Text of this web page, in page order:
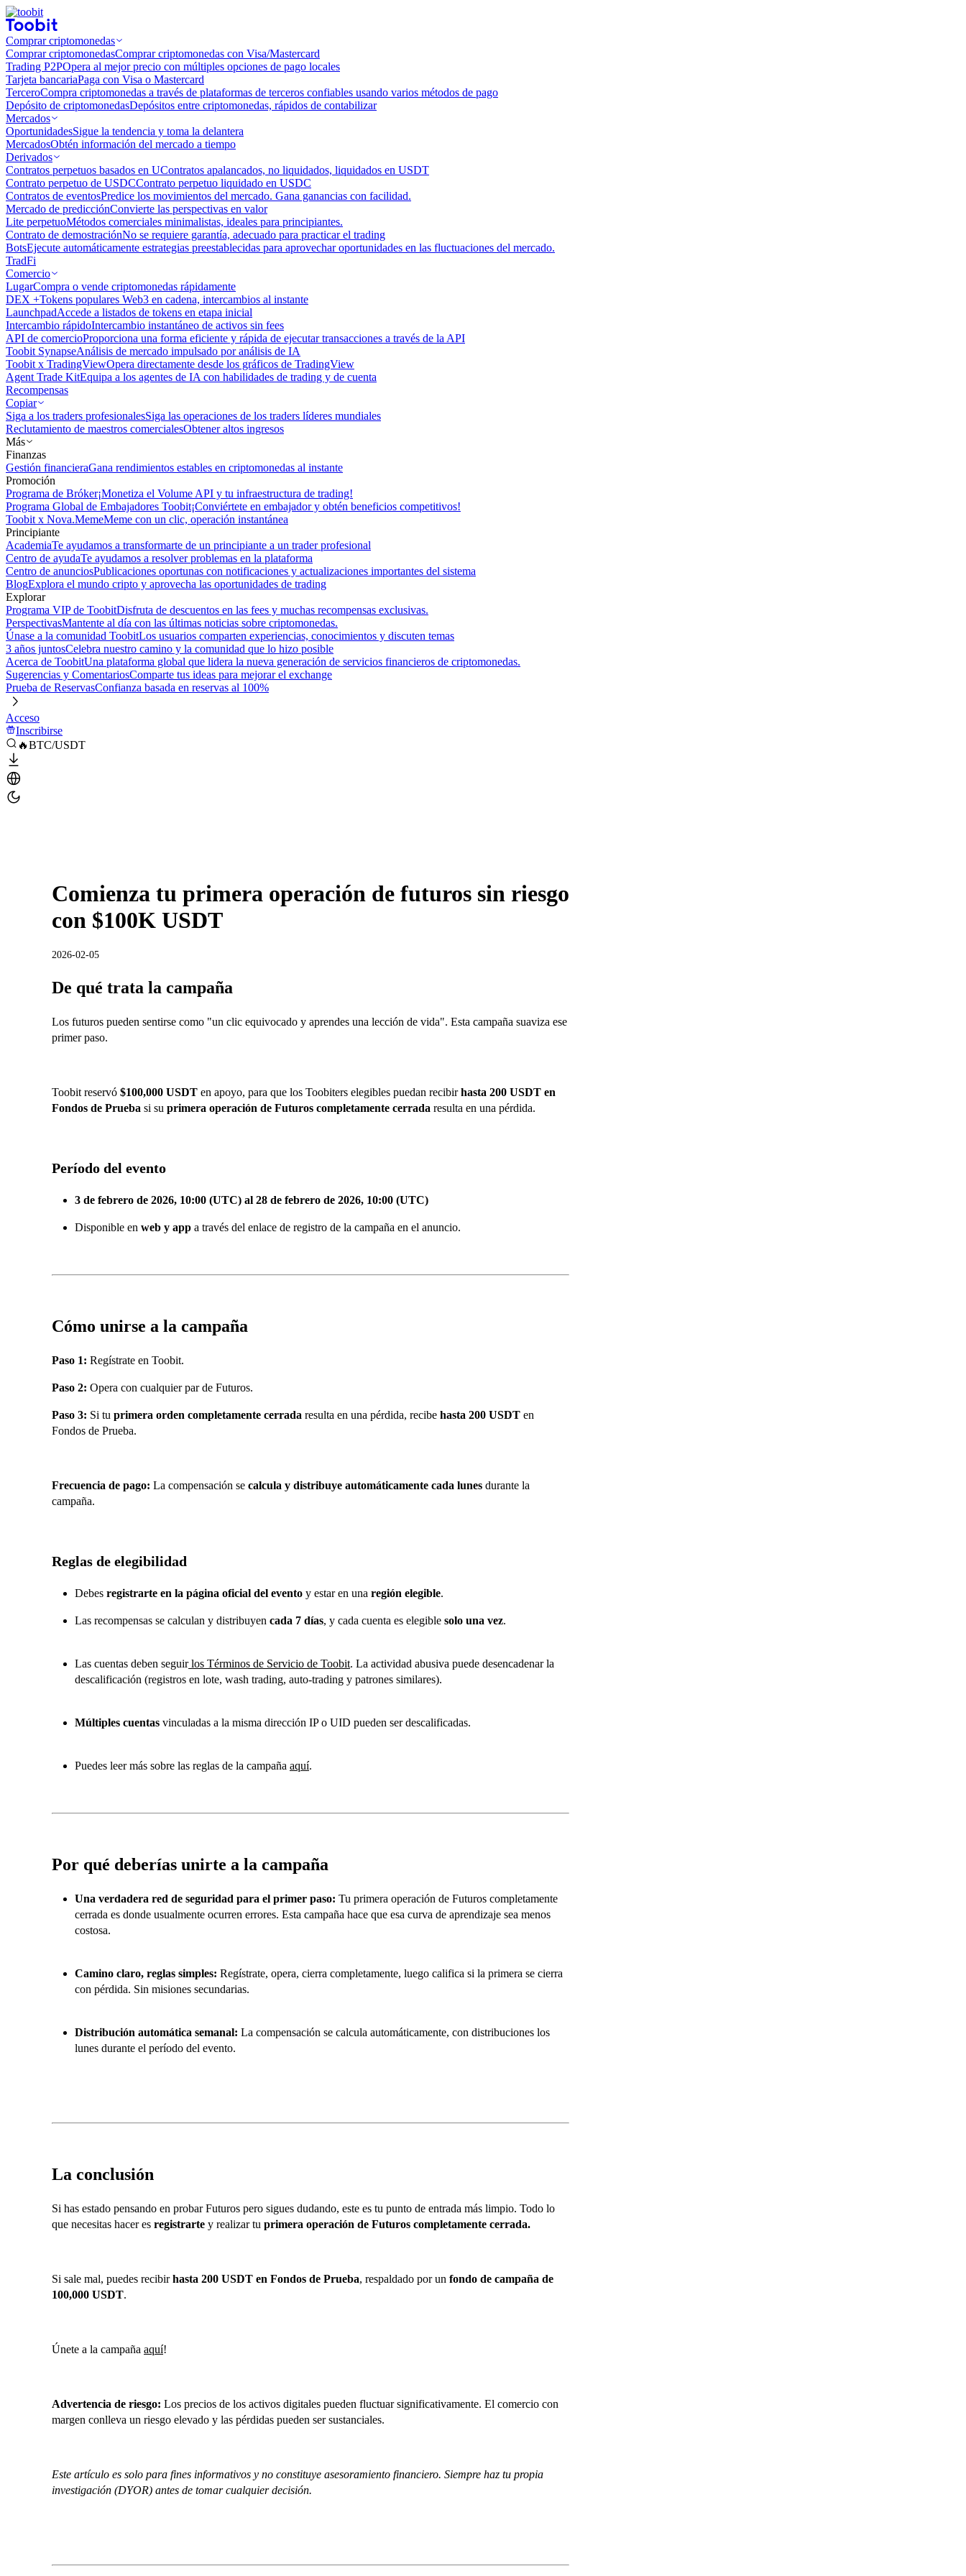
Comprar criptomonedas
Comprar criptomonedasComprar criptomonedas con Visa/Mastercard
Trading P2POpera al mejor precio con múltiples opciones de pago locales
Tarjeta bancariaPaga con Visa o Mastercard
TerceroCompra criptomonedas a través de plataformas de terceros confiables usando varios métodos de pago
Depósito de criptomonedasDepósitos entre criptomonedas, rápidos de contabilizar
Mercados
OportunidadesSigue la tendencia y toma la delantera
MercadosObtén información del mercado a tiempo
Derivados
Contratos perpetuos basados ​​en UContratos apalancados, no liquidados, liquidados en USDT
Contrato perpetuo de USDCContrato perpetuo liquidado en USDC
Contratos de eventosPredice los movimientos del mercado. Gana ganancias con facilidad.
Mercado de predicciónConvierte las perspectivas en valor
Lite perpetuoMétodos comerciales minimalistas, ideales para principiantes.
Contrato de demostraciónNo se requiere garantía, adecuado para practicar el trading
BotsEjecute automáticamente estrategias preestablecidas para aprovechar oportunidades en las fluctuaciones del mercado.
TradFi
Comercio
LugarCompra o vende criptomonedas rápidamente
DEX +Tokens populares Web3 en cadena, intercambios al instante
LaunchpadAccede a listados de tokens en etapa inicial
Intercambio rápidoIntercambio instantáneo de activos sin fees
API de comercioProporciona una forma eficiente y rápida de ejecutar transacciones a través de la API
Toobit SynapseAnálisis de mercado impulsado por análisis de IA
Toobit x TradingViewOpera directamente desde los gráficos de TradingView
Agent Trade KitEquipa a los agentes de IA con habilidades de trading y de cuenta
Recompensas
Copiar
Siga a los traders profesionalesSiga las operaciones de los traders líderes mundiales
Reclutamiento de maestros comercialesObtener altos ingresos
Más
Finanzas
Gestión financieraGana rendimientos estables en criptomonedas al instante
Promoción
Programa de Bróker¡Monetiza el Volume API y tu infraestructura de trading!
Programa Global de Embajadores Toobit¡Conviértete en embajador y obtén beneficios competitivos!
Toobit x Nova.MemeMeme con un clic, operación instantánea
Principiante
AcademiaTe ayudamos a transformarte de un principiante a un trader profesional
Centro de ayudaTe ayudamos a resolver problemas en la plataforma
Centro de anunciosPublicaciones oportunas con notificaciones y actualizaciones importantes del sistema
BlogExplora el mundo cripto y aprovecha las oportunidades de trading
Explorar
Programa VIP de ToobitDisfruta de descuentos en las fees y muchas recompensas exclusivas.
PerspectivasMantente al día con las últimas noticias sobre criptomonedas.
Únase a la comunidad ToobitLos usuarios comparten experiencias, conocimientos y discuten temas
3 años juntosCelebra nuestro camino y la comunidad que lo hizo posible
Acerca de ToobitUna plataforma global que lidera la nueva generación de servicios financieros de criptomonedas.
Sugerencias y ComentariosComparte tus ideas para mejorar el exchange
Prueba de ReservasConfianza basada en reservas al 100%
Acceso
Inscribirse
🔥BTC/USDT
Comienza tu primera operación de futuros sin riesgo
con $100K USDT
2026-02-05
De qué trata la campaña
Los futuros pueden sentirse como "un clic equivocado y aprendes una lección de vida". Esta campaña suaviza ese
primer paso.
Toobit reservó $100,000 USDT en apoyo, para que los Toobiters elegibles puedan recibirhasta 200 USDT en
Fondos de Prueba si su primera operación de Futuros completamente cerrada resulta en una pérdida.
Período del evento
3 de febrero de 2026, 10:00 (UTC) al 28 de febrero de 2026, 10:00 (UTC)
Disponible en web y app a través del enlace de registro de la campaña en el anuncio.
Cómo unirse a la campaña
Paso 1: Regístrate en Toobit.
Paso 2: Opera con cualquier par de Futuros.
Paso 3: Si tu primera orden completamente cerrada resulta en una pérdida, recibe hasta 200 USDT en
Fondos de Prueba.
Frecuencia de pago: La compensación se calcula y distribuye automáticamente cada lunes durante la
campaña.
Reglas de elegibilidad
Debes registrarte en la página oficial del evento y estar en una región elegible.
Las recompensas se calculan y distribuyen cada 7 días, y cada cuenta es elegible solo una vez.
Las cuentas deben seguir los Términos de Servicio de Toobit. La actividad abusiva puede desencadenar la
descalificación (registros en lote, wash trading, auto-trading y patrones similares).
Múltiples cuentas vinculadas a la misma dirección IP o UID pueden ser descalificadas.
Puedes leer más sobre las reglas de la campaña aquí.
Por qué deberías unirte a la campaña
Una verdadera red de seguridad para el primer paso: Tu primera operación de Futuros completamente
cerrada es donde usualmente ocurren errores. Esta campaña hace que esa curva de aprendizaje sea menos
costosa.
Camino claro, reglas simples: Regístrate, opera, cierra completamente, luego califica si la primera se cierra
con pérdida. Sin misiones secundarias.
Distribución automática semanal: La compensación se calcula automáticamente, con distribuciones los
lunes durante el período del evento.
La conclusión
Si has estado pensando en probar Futuros pero sigues dudando, este es tu punto de entrada más limpio. Todo lo
que necesitas hacer es registrarte y realizar tu primera operación de Futuros completamente cerrada.
Si sale mal, puedes recibirhasta 200 USDT en Fondos de Prueba, respaldado por un fondo de campaña de
100,000 USDT.
Únete a la campaña aquí!
Advertencia de riesgo: Los precios de los activos digitales pueden fluctuar significativamente. El comercio con
margen conlleva un riesgo elevado y las pérdidas pueden ser sustanciales.
Este artículo es solo para fines informativos y no constituye asesoramiento financiero. Siempre haz tu propia
investigación (DYOR) antes de tomar cualquier decisión.